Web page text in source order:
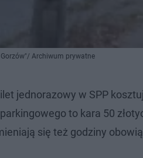
Archiwum prywatne
jednorazowy w SPP
to kara 50
się też godziny